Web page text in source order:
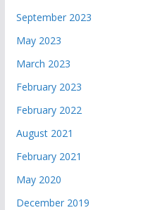
September 2023
May 2023
March 2023
February 2023
February 2022
August 2021
February 2021
May 2020
December 2019